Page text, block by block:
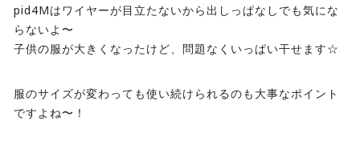
pid4Mはワイヤーが目立たないから出しっぱなしでも気にな
らないよ〜
子供の服が大きくなったけど、問題なくいっぱい干せます☆
服のサイズが変わっても使い続けられるのも大事なポイント
ですよね〜！